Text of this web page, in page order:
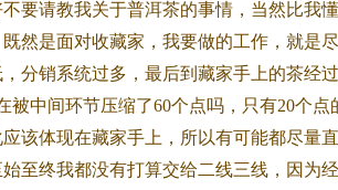
要请教我关于普洱茶的事情，当然比我
然是面对收藏家，我要做的工作，就是
分销系统过多，最后到藏家手上的茶经
被中间环节压缩了60个点吗，只有20个
该体现在藏家手上，所以有可能都尽量
至终我都没有打算交给二线三线，因为